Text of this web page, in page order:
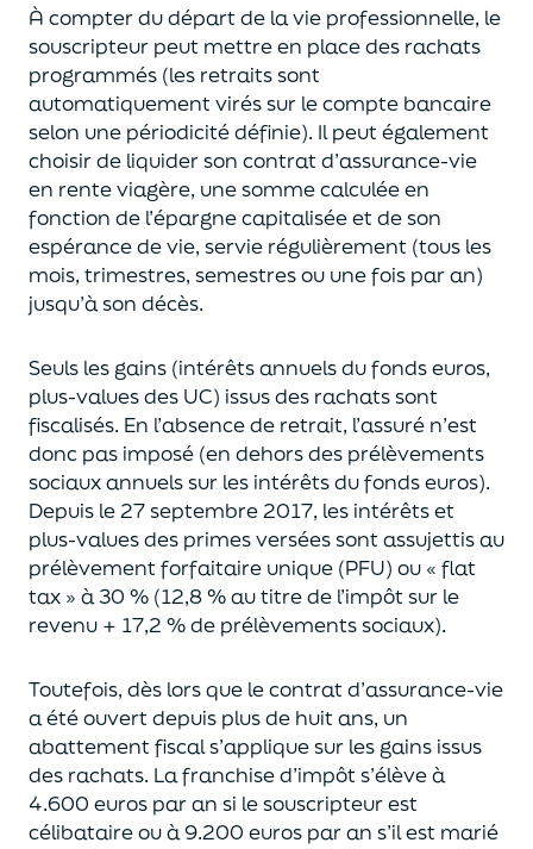
À compter du départ de la vie professionnelle, le
souscripteur peut mettre en place des rachats
programmés (les retraits sont
automatiquement virés sur le compte bancaire
selon une périodicité définie). Il peut également
choisirde liquider son contrat d’assurance-vie
en rente viagère, une somme calculée en
fonction de l’épargne capitalisée et deson
espérance de vie, servie régulièrement (tous les
mois, trimestres, semestres ou une fois par an)
jusqu’à son décès.
Seuls les gains (intérêts annuels du fonds euros,
plus-values des UC) issus des rachats sont
fiscalisés. En l’absence de retrait, l’assuré n’est
donc pas imposé (en dehors des prélèvements
sociaux annuels sur les intérêts du fonds euros).
Depuis le 27 septembre 2017, les intérêts et
plus-values des primes verséessont assujettis au
prélèvement forfaitaire unique (PFU) ou « flat
tax » à 30 % (12,8 % au titre de l’impôt sur le
revenu + 17,2 % de prélèvements sociaux).
Toutefois, dès lors que le contrat d’assurance-vie
a été ouvert depuis plus de huit ans, un
abattement fiscal s’applique sur les gains issus
des rachats. La franchise d’impôts’élève à
4.600 euros par an si le souscripteurest
célibataire ou à 9.200 euros par an s’il est marié